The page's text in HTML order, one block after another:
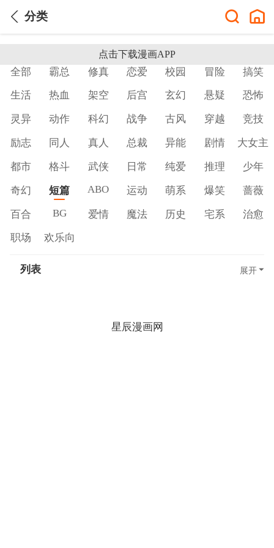
分类
点击下载漫画APP
全部 霸总 修真 恋爱 校园 冒险 搞笑
生活 热血 架空 后宫 玄幻 悬疑 恐怖
灵异 动作 科幻 战争 古风 穿越 竞技
励志 同人 真人 总裁 异能 剧情 大女主
都市 格斗 武侠 日常 纯爱 推理 少年
奇幻 短篇 ABO 运动 萌系 爆笑 蔷薇
百合 BG 爱情 魔法 历史 宅系 治愈
职场 欢乐向
列表 展开
星辰漫画网